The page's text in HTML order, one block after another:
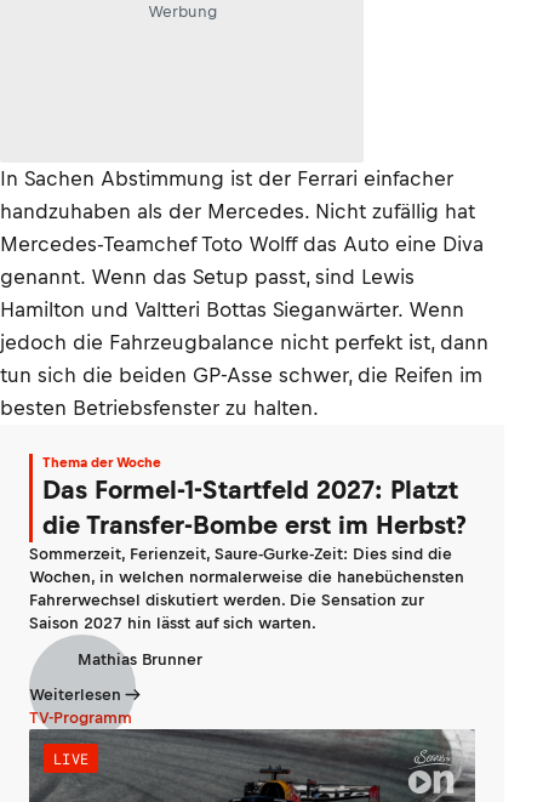
Werbung
In Sachen Abstimmung ist der Ferrari einfacher
handzuhaben als der Mercedes. Nicht zufällig hat
Mercedes-Teamchef Toto Wolff das Auto eine Diva
genannt. Wenn das Setup passt, sind Lewis
Hamilton und Valtteri Bottas Sieganwärter. Wenn
jedoch die Fahrzeugbalance nicht perfekt ist, dann
tun sich die beiden GP-Asse schwer, die Reifen im
besten Betriebsfenster zu halten.
Thema der Woche
Das Formel-1-Startfeld 2027: Platzt
die Transfer-Bombe erst im Herbst?
Sommerzeit, Ferienzeit, Saure-Gurke-Zeit: Dies sind die
Wochen, in welchen normalerweise die hanebüchensten
Fahrerwechsel diskutiert werden. Die Sensation zur
Saison 2027 hin lässt auf sich warten.
Mathias Brunner
Weiterlesen
TV-Programm
LIVE